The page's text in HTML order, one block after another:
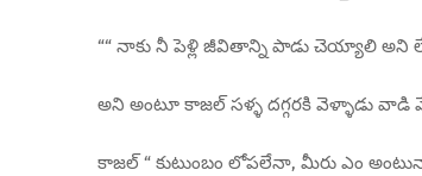
““ నాకు నీ పెళ్లి జీవితాన్ని పాడు చెయ్యాలి అని
అని అంటూ కాజల్ సళ్ళ దగ్గరకి వెళ్ళాడు వాడి
కాజల్ “ కుటుంబం లోపలేనా, మీరు ఎం